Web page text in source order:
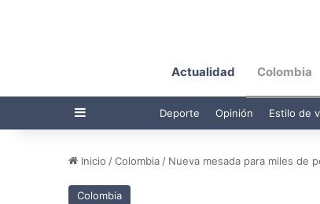
Actualidad Colombia
Barra lateral Deporte Opinión Estilo de
Inicio /Colombia / Nueva mesada para miles de
Colombia